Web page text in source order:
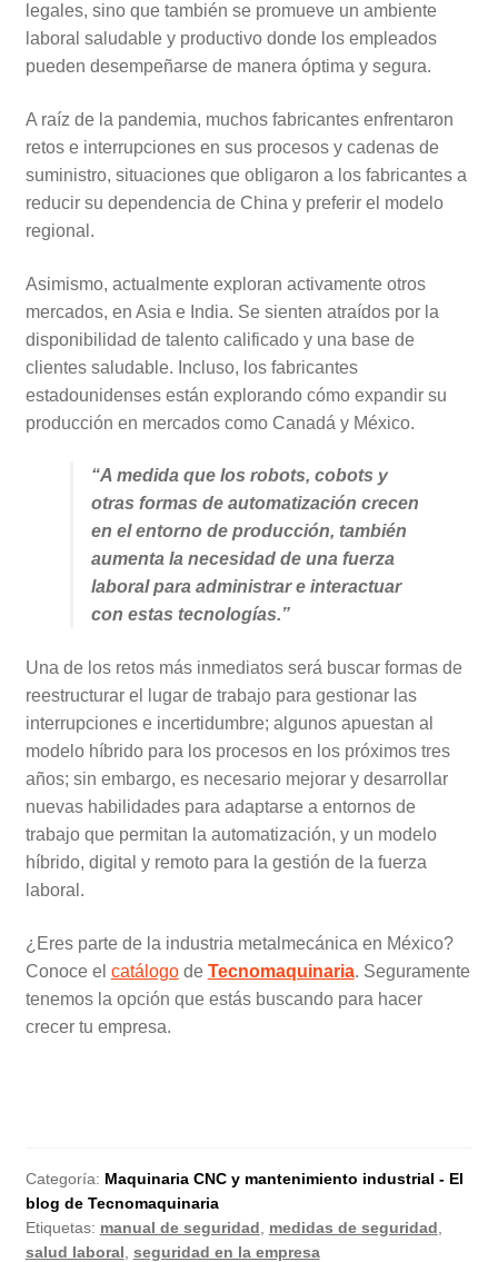
legales, sino que también se promueve un ambiente
laboral saludable y productivo donde los empleados
pueden desempeñarse de manera óptima y segura.
A raíz de la pandemia, muchos fabricantes enfrentaron
retos e interrupciones en sus procesos y cadenas de
suministro, situaciones que obligaron a los fabricantes a
reducir su dependencia de China y preferir el modelo
regional.
Asimismo, actualmente exploran activamente otros
mercados, en Asia e India. Se sienten atraídos por la
disponibilidad de talento calificado y una base de
clientes saludable. Incluso, los fabricantes
estadounidenses están explorando cómo expandir su
producción en mercados como Canadá y México.
“A medida que los robots, cobots y
otras formas de automatización crecen
en el entorno de producción, también
aumenta la necesidad de una fuerza
laboral para administrar e interactuar
con estas tecnologías.”
Una de los retos más inmediatos será buscar formas de
reestructurar el lugar de trabajo para gestionar las
interrupciones e incertidumbre; algunos apuestan al
modelo híbrido para los procesos en los próximos tres
años; sin embargo, es necesario mejorar y desarrollar
nuevas habilidades para adaptarse a entornos de
trabajo que permitan la automatización, y un modelo
híbrido, digital y remoto para la gestión de la fuerza
laboral.
¿Eres parte de la industria metalmecánica en México?
Conoce el catálogode Tecnomaquinaria. Seguramente
tenemos la opción que estás buscando para hacer
crecer tu empresa.
Categoría: Maquinaria CNC y mantenimiento industrial - El
blog de Tecnomaquinaria
Etiquetas: manual de seguridad medidas de seguridad
salud laboral seguridad en la empresa